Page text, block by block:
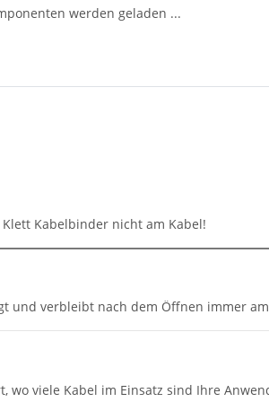
werden geladen ...
Kabelbinder nicht am Kabel!
und verbleibt nach dem Öffnen immer
viele Kabel im Einsatz sind Ihre